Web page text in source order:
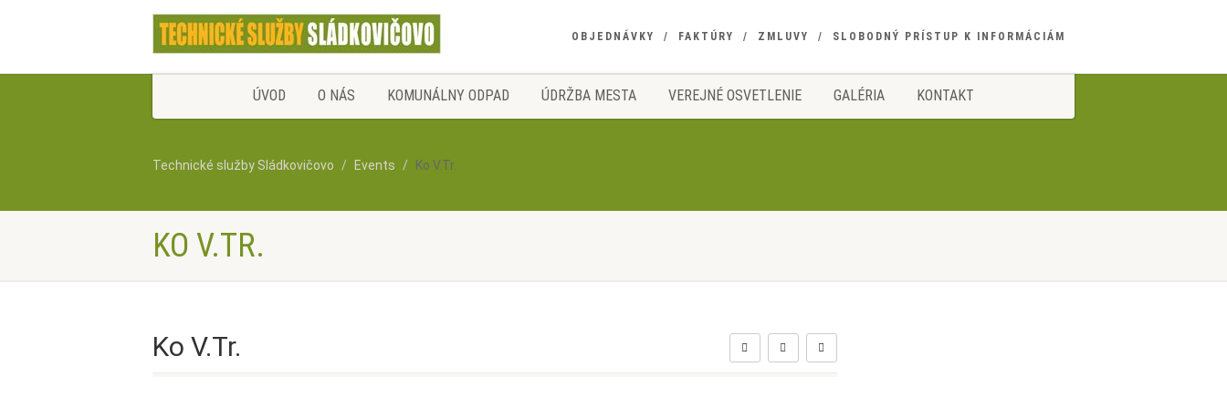
OBJEDNÁVKY FAKTÚRY ZMLUVY SLOBODNÝ PRÍSTUP K INFORMÁCIÁM
ÚVOD O NÁS KOMUNÁLNY ODPAD ÚDRŽBA MESTA VEREJNÉ OSVETLENIE GALÉRIA KONTAKT
Technické služby Sládkovičovo Events Ko V.Tr.
KO V.TR.
Ko V.Tr.